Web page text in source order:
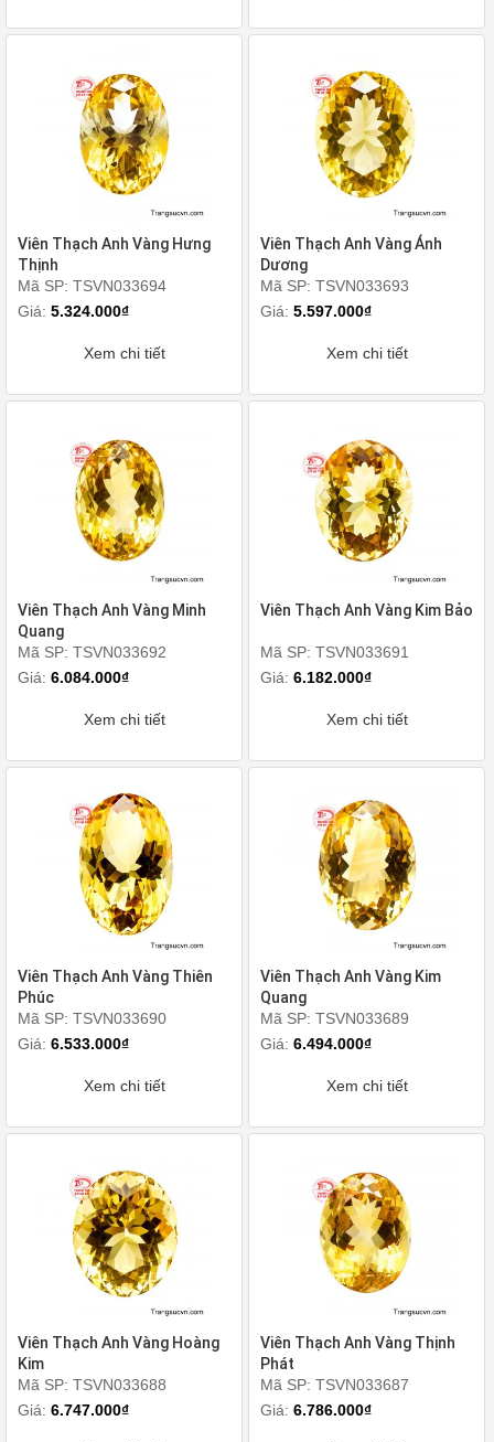
Viên Thạch Anh Vàng Hưng
Thịnh
Mã SP: TSVN033694
Giá: 5.324.000₫
Xem chi tiết
Viên Thạch Anh Vàng Ánh
Dương
Mã SP: TSVN033693
Giá:5.597.000₫
Xem chi tiết
Viên Thạch Anh Vàng Minh
Quang
Mã SP: TSVN033692
Giá: 6.084.000₫
Xem chi tiết
Viên Thạch Anh Vàng Kim Bảo
Mã SP: TSVN033691
Giá:6.182.000₫
Xem chi tiết
Viên Thạch Anh Vàng Thiên
Phúc
Mã SP: TSVN033690
Giá: 6.533.000₫
Xem chi tiết
Viên Thạch Anh Vàng Kim
Quang
Mã SP: TSVN033689
Giá:6.494.000₫
Xem chi tiết
Viên Thạch Anh Vàng Hoàng
Kim
Mã SP: TSVN033688
Giá: 6.747.000₫
Viên Thạch Anh Vàng Thịnh
Phát
Mã SP: TSVN033687
Giá:6.786.000₫